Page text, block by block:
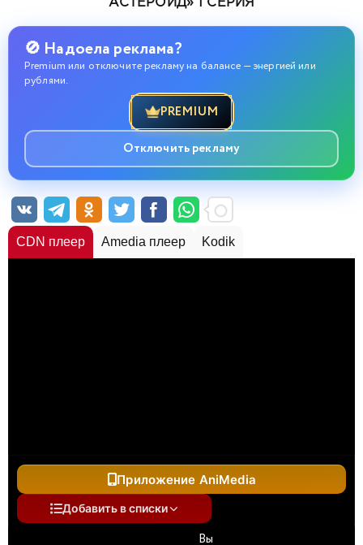
АСТЕРОИД» 1 СЕРИЯ
🚫 Надоела реклама?
Premium или отключите рекламу на балансе — энергией или
рублями.
PREMIUM
Отключить рекламу
CDN плеер Amedia плеер Kodik
Приложение AniMedia
Добавить в списки
Вы